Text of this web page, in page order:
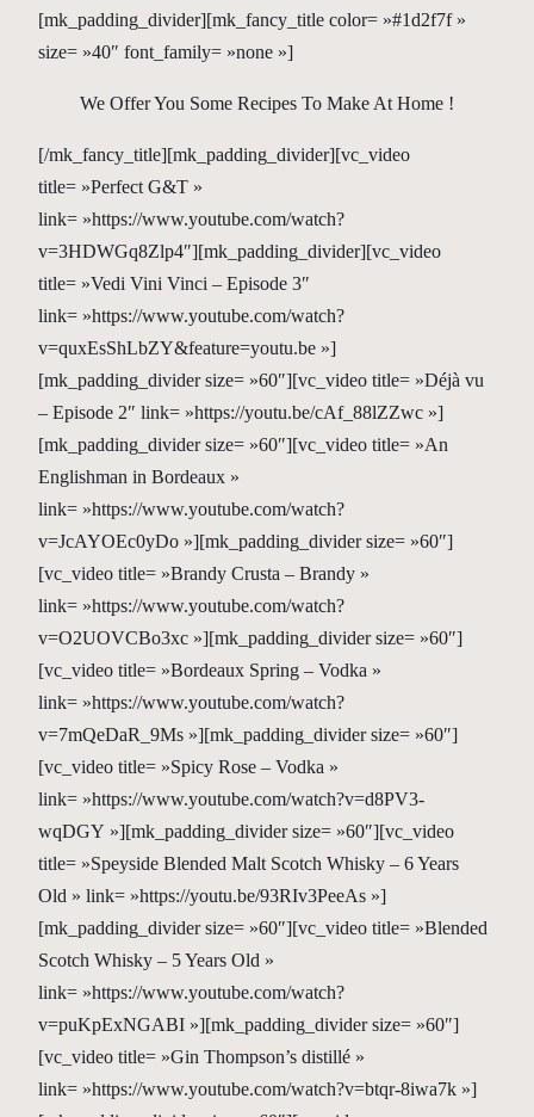
[mk_padding_divider][mk_fancy_title color= »#1d2f7f »
size= »40″ font_family= »none »]
We Offer You Some Recipes To Make At Home !
[/mk_fancy_title][mk_padding_divider][vc_video
title= »Perfect G&T »
link= »https://www.youtube.com/watch?
v=3HDWGq8Zlp4″][mk_padding_divider][vc_video
title= »Vedi Vini Vinci – Episode 3″
link= »https://www.youtube.com/watch?
v=quxEsShLbZY&feature=youtu.be »]
[mk_padding_divider size= »60″][vc_video title= »Déjà vu
– Episode 2″ link= »https://youtu.be/cAf_88lZZwc »]
[mk_padding_divider size= »60″][vc_video title= »An
Englishman in Bordeaux »
link= »https://www.youtube.com/watch?
v=JcAYOEc0yDo »][mk_padding_divider size= »60″]
[vc_video title= »Brandy Crusta – Brandy »
link= »https://www.youtube.com/watch?
v=O2UOVCBo3xc »][mk_padding_divider size= »60″]
[vc_video title= »Bordeaux Spring – Vodka »
link= »https://www.youtube.com/watch?
v=7mQeDaR_9Ms »][mk_padding_divider size= »60″]
[vc_video title= »Spicy Rose – Vodka »
link= »https://www.youtube.com/watch?v=d8PV3-
wqDGY »][mk_padding_divider size= »60″][vc_video
title= »Speyside Blended Malt Scotch Whisky – 6 Years
Old » link= »https://youtu.be/93RIv3PeeAs »]
[mk_padding_divider size= »60″][vc_video title= »Blended
Scotch Whisky – 5 Years Old »
link= »https://www.youtube.com/watch?
v=puKpExNGABI »][mk_padding_divider size= »60″]
[vc_video title= »Gin Thompson’s distillé »
link= »https://www.youtube.com/watch?v=btqr-8iwa7k »]